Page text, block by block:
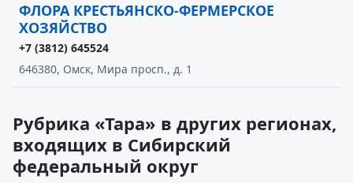
ФЛОРА КРЕСТЬЯНСКО-ФЕРМЕРСКОЕ
ХОЗЯЙСТВО
+7 (3812) 645524
646380, Омск, Мира просп., д. 1
Рубрика «Тара» в других регионах,
входящих в Сибирский
федеральный округ